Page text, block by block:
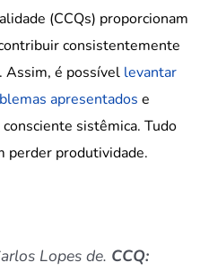
(CCQs) proporcionam
consistentemente
Assim, é possível levantar
apresentados e
sistêmica. Tudo
perder produtividade.
Lopes de. CCQ: